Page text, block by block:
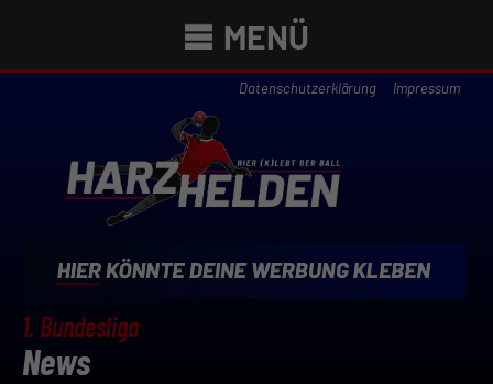
MENÜ
Datenschutzerklärung Impressum
1. Bundesliga
News